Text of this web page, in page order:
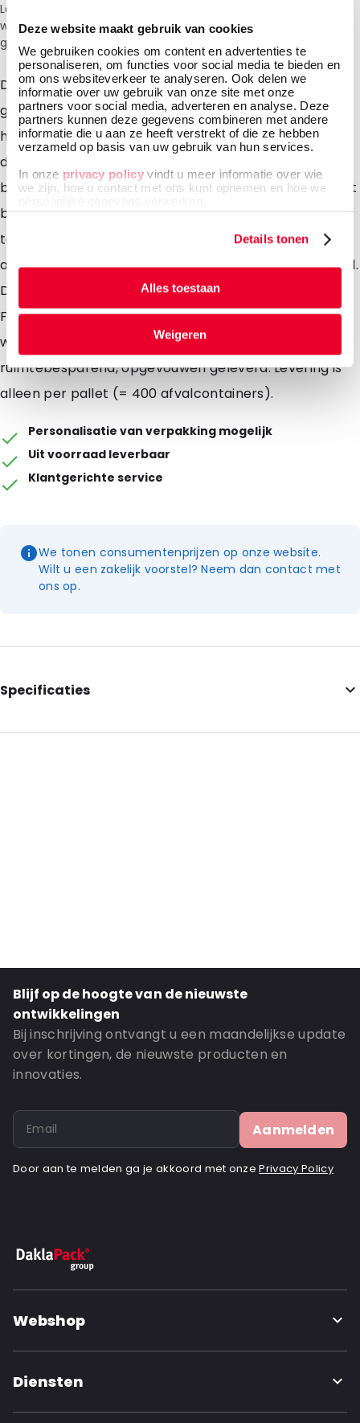
Deze website maakt gebruik van cookies
We gebruiken cookies om content en advertenties te
personaliseren, om functies voor social media te bieden en
om ons websiteverkeer te analyseren. Ook delen we
informatie over uw gebruik van onze site met onze
partners voor social media, adverteren en analyse. Deze
partners kunnen deze gegevens combineren met andere
informatie die u aan ze heeft verstrekt of die ze hebben
verzameld op basis van uw gebruik van hun services.
In onze privacy policy vindt u meer informatie over wie
we zijn, hoe u contact met ons kunt opnemen en hoe we
Details tonen
Alles toestaan
Weigeren
Let op: vanwege de huidige situatie in het Midden-Oosten
wordt bij het afrekenen een toeslag van 6% in rekening
gebracht.
De afvalcontainer met maximale inhoud 50 liter is
gemaakt van versterkt karton. De minimale dikte van
het karton is 4 mm. De PE zak is gehecht aan de basis
doos. De afvalcontainer heeft een veilige sluiting met
behulp van opstaande randen. Ze zijn bedrukt met het
biohazard logo en tekst, montage- en sluitinstructies,
tekeningen, identificatieformularium en normen. De
afvalcontainer is geschikt voor vloeibaar en vast afval.
De afvalcontainers zijn conform de ADR en de nieuwe
Franse norm NFX 30 507 en zijn niet geschikt voor het
weggooien van naalden. De afvalcontainers worden,
ruimtebesparend, opgevouwen geleverd. Levering is
alleen per pallet (= 400 afvalcontainers).
Personalisatie van verpakking mogelijk
Uit voorraad leverbaar
Klantgerichte service
We tonen consumentenprijzen op onze website.
Wilt u een zakelijk voorstel? Neem dan contact met
ons op.
Specificaties
Additional information: Minimale afname 400 stuks = 1 pallet
Blijf op de hoogte van de nieuwste
ontwikkelingen
Bij inschrijving ontvangt u een maandelijkse update
over kortingen, de nieuwste producten en
innovaties.
Aanmelden
Door aan te melden ga je akkoord met onzePrivacy Policy
Webshop
Diensten